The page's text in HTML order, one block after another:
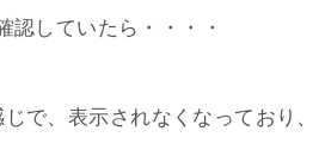
認していたら・・・・
じで、表示されなくなっており、